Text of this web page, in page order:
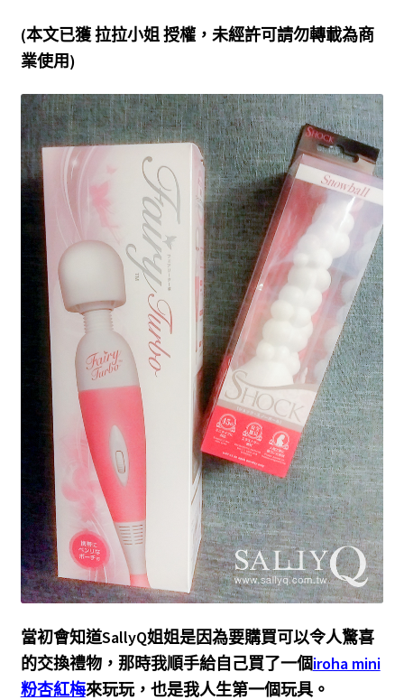
(本文已獲 拉拉小姐 授權，未經許可請勿轉載為商
業使用)
當初會知道SallyQ姐姐是因為要購買可以令人驚喜
的交換禮物，那時我順手給自己買了一個iroha mini
粉杏紅梅來玩玩，也是我人生第一個玩具。